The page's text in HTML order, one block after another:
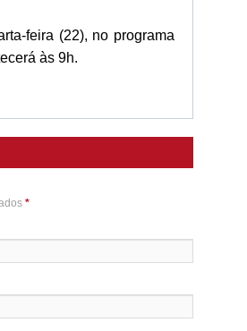
feira (22), no programa
às 9h.
*